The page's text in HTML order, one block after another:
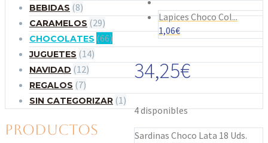
Lapices Choco Col...
1,06€
34,25€
4 disponibles
Sardinas Choco Lata 18 Uds.
BEBIDAS (8)
CARAMELOS (29)
CHOCOLATES (66)
JUGUETES (14)
NAVIDAD (12)
REGALOS (7)
SIN CATEGORIZAR (1)
PRODUCTOS